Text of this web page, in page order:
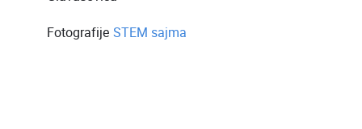
Fotografije STEM sajma